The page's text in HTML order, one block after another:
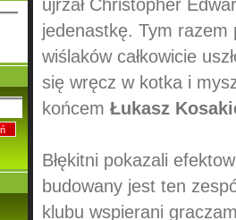
ujrzał Christopher
jedenastkę. Tym razem
wiślaków całkowicie
się wręcz w kotka i
końcem Łukasz
Błękitni pokazali
budowany jest ten
klubu wspierani